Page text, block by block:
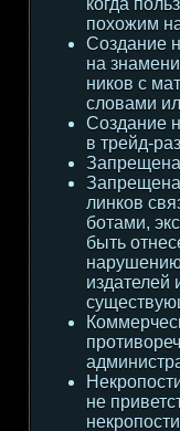
когда
похожим
Создание
на
ников с
словами
Создание
в трейд-
Запрещена
линков
ботами,
быть
нарушению
издателей
не